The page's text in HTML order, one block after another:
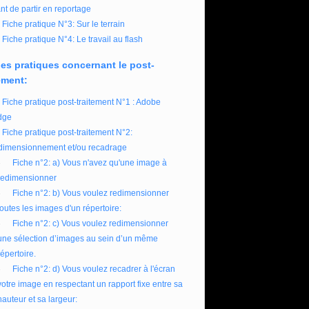
de partir en reportage
Fiche pratique N°3: Sur le terrain
Fiche pratique N°4: Le travail au flash
pratiques concernant le post-
Fiche pratique post-traitement N°1 : Adobe
Fiche pratique post-traitement N°2:
et/ou recadrage
Fiche n°2: a) Vous n'avez qu'une image à
Fiche n°2: b) Vous voulez redimensionner
les images d'un répertoire:
Fiche n°2: c) Vous voulez redimensionner
sélection d’images au sein d’un même
Fiche n°2: d) Vous voulez recadrer à l'écran
image en respectant un rapport fixe entre sa
et sa largeur: